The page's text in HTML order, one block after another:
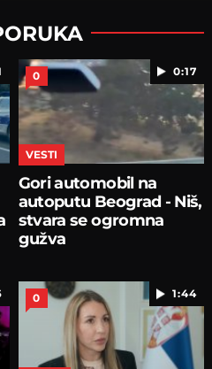
0:17
0
VESTI
Gori automobil na
autoputu Beograd - Niš,
stvara se ogromna
gužva
1:44
0